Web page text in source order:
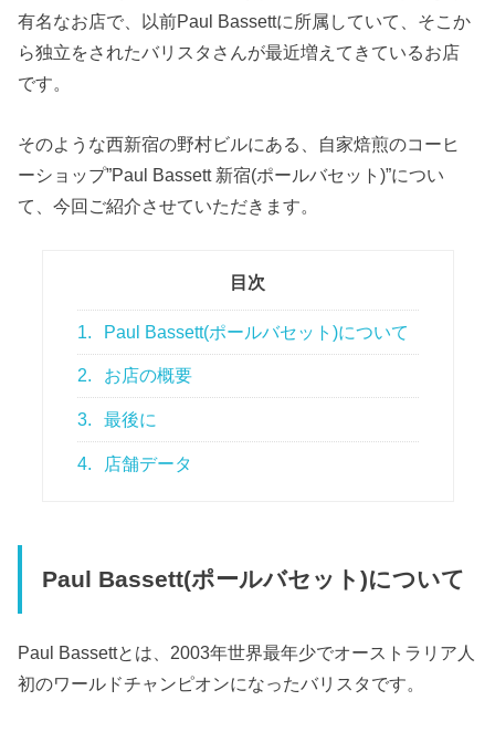
有名なお店で、 以前Paul Bassettに所属していて、そこか
ら独立をされたバリスタさんが最近増えてきているお店
です。
そのような西新宿の野村ビルにある、自家焙煎のコーヒ
ーショップ”Paul Bassett 新宿(ポールバセット)”につい
て、今回ご紹介させていただきます。
目次
1. Paul Bassett(ポールバセット)について
2. お店の概要
3. 最後に
4. 店舗データ
Paul Bassett(ポールバセット)について
Paul Bassettとは、 2003年世界最年少でオーストラリア人
初のワールドチャンピオンになったバリスタです。